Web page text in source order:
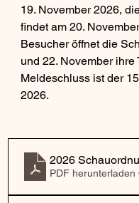
19. November 2026,
findet am 20.
Besucher öffnet die
und 22. November ihre
Meldeschluss ist der
2026.
2026
PDF herunterladen